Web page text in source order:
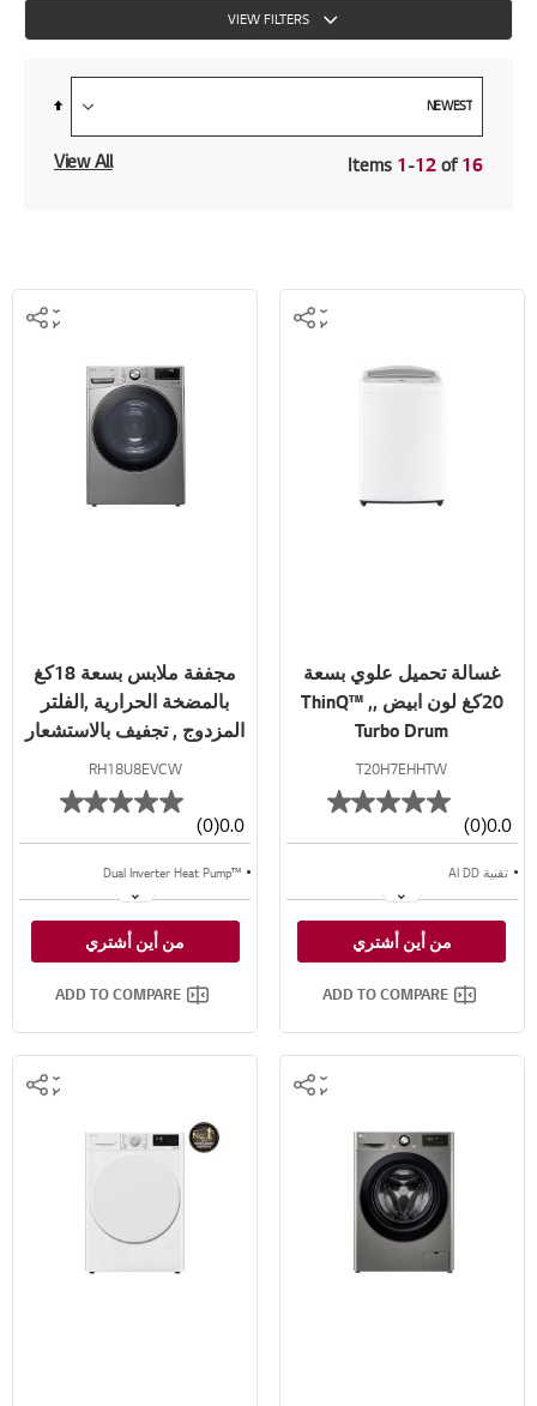
VIEW FILTERS
Set
Direction
Items 1-12 of16
View All
غسالة تحميل علوي بسعة
20كغ لون ابيض ,ThinQ™ ,
Turbo Drum
T20H7EHHTW
0.0
(0)
تقنية AI DD
تقنية ™TurboWash
من أين أشتري
ADD TO COMPARE
مجففة ملابس بسعة 18كغ
بالمضخة الحرارية ,الفلتر
المزدوج , تجفيف بالاستشعار
والتحكم الذكي
RH18U8EVCW
0.0
(0)
™Dual Inverter Heat Pump
دورة غسيل مقاومة للبكتيريا
تجفيف بالاستشعار
من أين أشتري
ADD TO COMPARE